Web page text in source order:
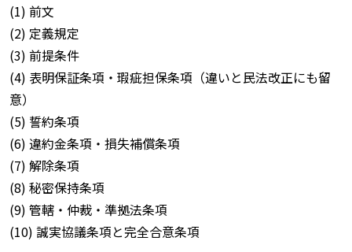
(1) 前文
(2) 定義規定
(3) 前提条件
(4) 表明保証条項・瑕疵担保条項（違いと民法改正にも留
意）
(5) 誓約条項
(6) 違約金条項・損失補償条項
(7) 解除条項
(8) 秘密保持条項
(9) 管轄・仲裁・準拠法条項
(10) 誠実協議条項と完全合意条項